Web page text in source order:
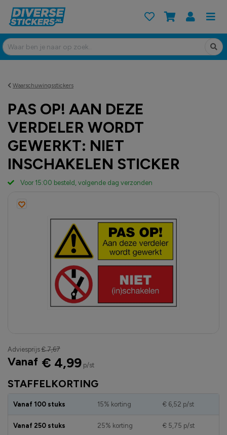
Waarschuwingsstickers
PAS OP! AAN DEZE
VERDELER WORDT
GEWERKT: NIET
INSCHAKELEN STICKER
STAFFELKORTING
Vanaf 100 stuks 15% korting € 6,52 p/st
Vanaf 250 stuks 25% korting € 5,75 p/st
Adviesprijs € 7,67
Vanaf € 4,99p/st
Voor 15:00 besteld, volgende dag verzonden